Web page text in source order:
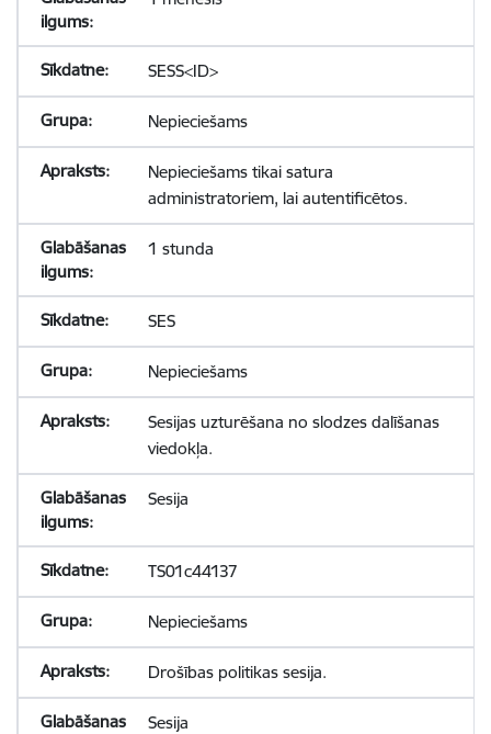
SESS<ID>
Nepieciešams
Nepieciešams tikai satura
administratoriem, lai autentificētos.
1 stunda
SES
Nepieciešams
Sesijas uzturēšana no slodzes dalīšanas
viedokļa.
Sesija
TS01c44137
Nepieciešams
Drošības politikas sesija.
Sesija